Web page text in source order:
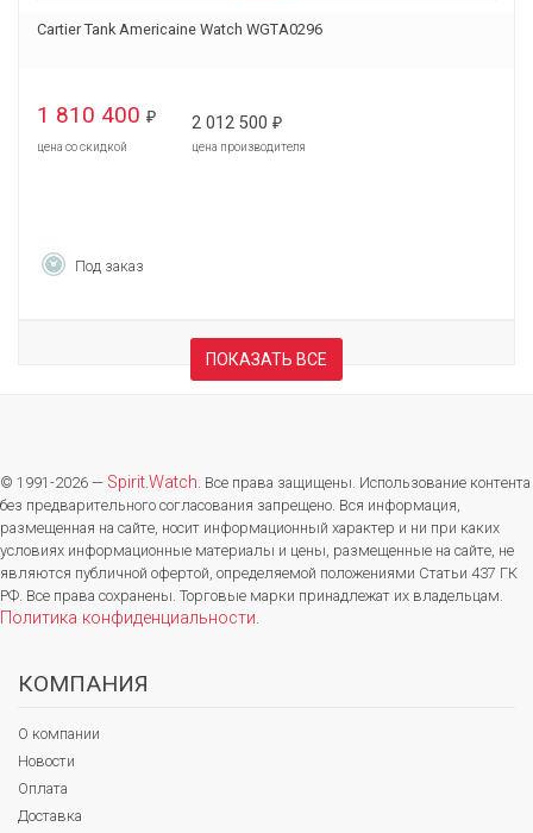
Cartier Tank Americaine Watch WGTA0296
1 810 400 ₽
цена со скидкой
2 012 500 ₽
цена производителя
Под заказ
ПОКАЗАТЬ ВСЕ
© 1991-2026 — Spirit.Watch. Все права защищены. Использование контента
без предварительного согласования запрещено. Вся информация,
размещенная на сайте, носит информационный характер и ни при каких
условиях информационные материалы и цены, размещенные на сайте, не
являются публичной офертой, определяемой положениями Статьи 437 ГК
РФ. Все права сохранены. Торговые марки принадлежат их владельцам.
Политика конфиденциальности.
КОМПАНИЯ
О компании
Новости
Оплата
Доставка